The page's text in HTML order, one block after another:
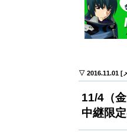
▽ 2016.11.01 [
11/4（
中継限